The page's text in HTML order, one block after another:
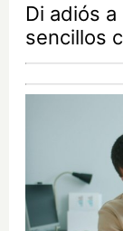
Di adiós
sencillos